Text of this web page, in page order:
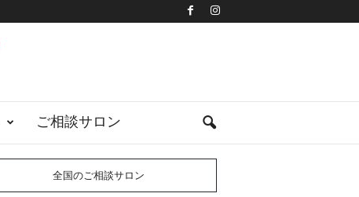
ご相談サロン
全国のご相談サロン